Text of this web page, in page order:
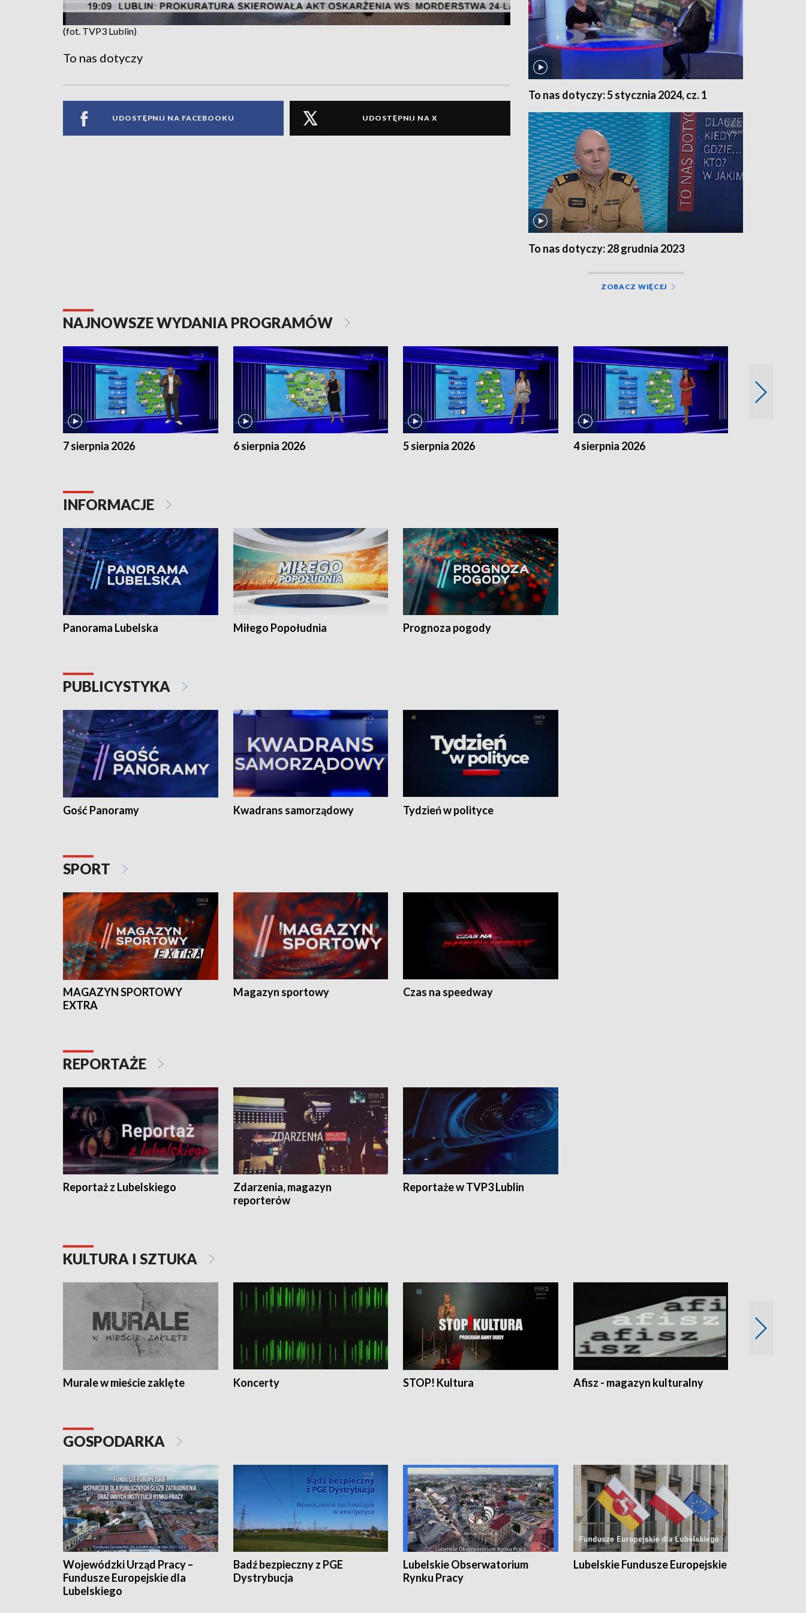
(fot. TVP3 Lublin)
To nas dotyczy
UDOSTĘPNIJ NA FACEBOOKU UDOSTĘPNIJ NA X
To nas dotyczy: 5 stycznia 2024, cz. 1
To nas dotyczy: 28 grudnia 2023
ZOBACZ WIĘCEJ
NAJNOWSZE WYDANIA PROGRAMÓW
7 sierpnia 2026 6 sierpnia 2026 5 sierpnia 2026 4 sierpnia 2026
INFORMACJE
Panorama Lubelska Miłego Popołudnia Prognoza pogody
PUBLICYSTYKA
Gość Panoramy Kwadrans samorządowy Tydzień w polityce
SPORT
MAGAZYN SPORTOWY
EXTRA
Magazyn sportowy Czas na speedway
REPORTAŻE
Reportaż z Lubelskiego
Zdarzenia, magazyn
reporterów
Reportaże w TVP3 Lublin
KULTURA I SZTUKA
Murale w mieście zaklęte Koncerty STOP! Kultura Afisz - magazyn kulturalny
GOSPODARKA
Wojewódzki Urząd Pracy –
Fundusze Europejskie dla
Lubelskiego
Badź bezpieczny z PGE
Dystrybucja
Lubelskie Obserwatorium
Rynku Pracy
Lubelskie Fundusze Europejskie